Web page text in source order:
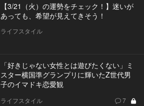
【3/21（火）の運勢をチェック！】迷いが
あっても、希望が見えてきそう！
ライフスタイル
「好きじゃない女性とは遊びたくない」ミ
スター横国準グランプリに輝いたZ世代男
子のイマドキ恋愛観
ライフスタイル 7